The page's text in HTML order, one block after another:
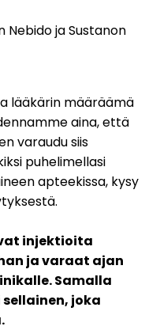
ja Sustanon
lääkärin määräämä
aina, että
varaudu siis
puhelimellasi
apteekissa, kysy
injektioita
ja varaat ajan
Samalla
joka